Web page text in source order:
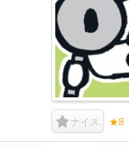
ナイス ★8